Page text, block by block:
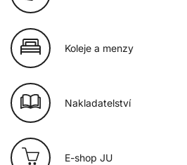
Koleje a menzy
Nakladatelství
E-shop JU